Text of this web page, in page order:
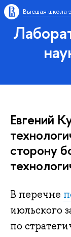
Высшая школа
Евгений
сторону
В перечне
июльского
по